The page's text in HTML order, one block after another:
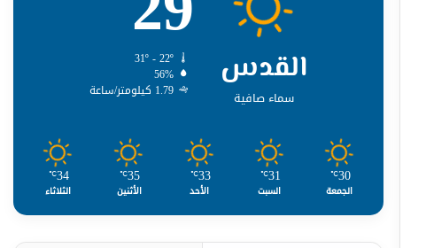
القدس
سماء صافية
31º - 22º
56%
1.79 كيلومتر/ساعة
30
℃
الجمعة
31
℃
السبت
33
℃
الأحد
35
℃
الأثنين
34
℃
الثلاثاء